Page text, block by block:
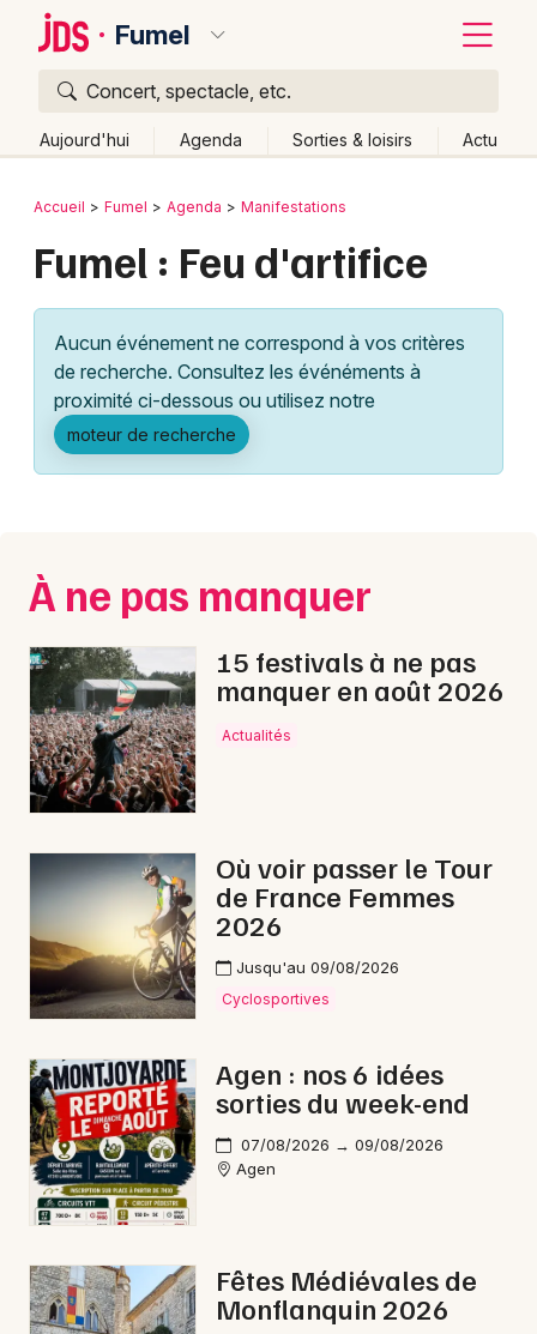
Fumel
Concert, spectacle, etc.
Aujourd'hui Agenda Sorties & loisirs Actu
Publier un événement
Grands événements
Activité & Expérience
Manifestations
Spectacles
Concerts
Sports
Soirées
Sorties famille
Expos
Sorties & loisirs
Feu d'artifice en Lot-et-Garonne
Feu d'artifice en Nouvelle-Aquitaine
Artistes en tournée
Bordeaux
Lille
Lyon
Marseille
Nantes
Nice
Paris
Strasbourg
Toulouse
Retour
Accueil Fumel Agenda Manifestations
Fumel : Feu d'artifice
Aucun événement ne correspond à vos critères
de recherche. Consultez les événéments à
proximité ci-dessous ou utilisez notre
moteur de recherche
À ne pas manquer
15 festivals à ne pas
manquer en août 2026
Actualités
Où voir passer le Tour
de France Femmes
2026
Jusqu'au 09/08/2026
Cyclosportives
Agen : nos 6 idées
sorties du week-end
07/08/2026 → 09/08/2026
Agen
Fêtes Médiévales de
Monflanquin 2026
Quoi ?
Où ?
Partout
Près de moi Changer de lieu
Quand ?
Ce week-end